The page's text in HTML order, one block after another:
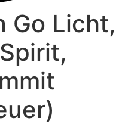
Go Licht,